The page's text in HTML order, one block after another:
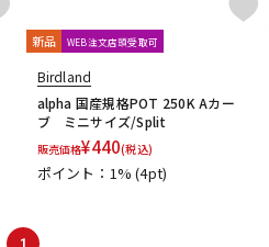
新品 WEB注文店頭受取可
Birdland
alpha 国産規格POT 250K Aカー
ブ ミニサイズ/Split
販売価格¥440(税込)
ポイント：1%(4pt)
1